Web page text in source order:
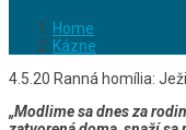
Home
Kázne
4.5.20 Ranná homília:
„Modlime sa dnes za